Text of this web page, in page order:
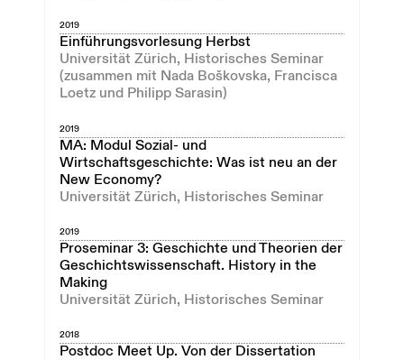
2019
Einführungsvorlesung Herbst
Universität Zürich, Historisches Seminar
(zusammen mit Nada Boškovska, Francisca
Loetz und Philipp Sarasin)
2019
MA: Modul Sozial- und
Wirtschaftsgeschichte: Was ist neu an der
New Economy?
Universität Zürich, Historisches Seminar
2019
Proseminar 3: Geschichte und Theorien der
Geschichtswissenschaft. History in the
Making
Universität Zürich, Historisches Seminar
2018
Postdoc Meet Up. Von der Dissertation